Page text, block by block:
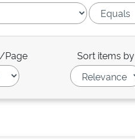
Page Sort items by